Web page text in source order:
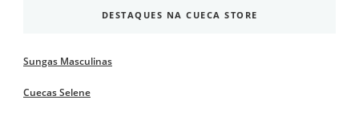
DESTAQUES NA CUECA STORE
Sungas Masculinas
Cuecas Selene